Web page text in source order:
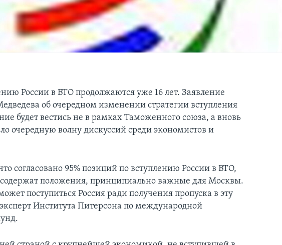
России в ВТО продолжаются уже 16 лет. Заявление
об очередном изменении стратегии вступления
будет вестись не в рамках Таможенного союза, а вновь
очередную волну дискуссий среди экономистов и
согласовано 95% позиций по вступлению России в ВТО,
содержат положения, принципиально важные для Москвы.
поступиться Россия ради получения пропуска в эту
Института Питерсона по международной